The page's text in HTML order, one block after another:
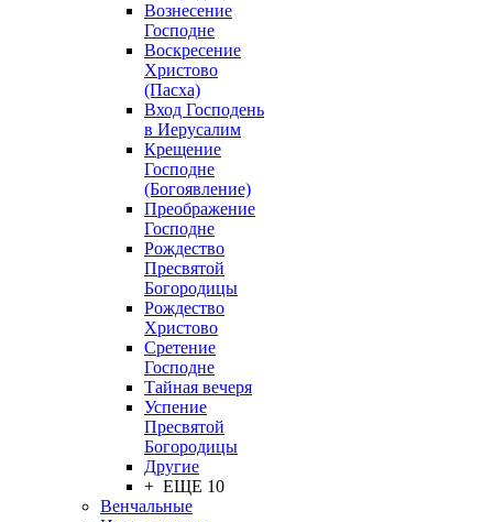
Вознесение
Господне
Воскресение
Христово
(Пасха)
Вход Господень
в Иерусалим
Крещение
Господне
(Богоявление)
Преображение
Господне
Рождество
Пресвятой
Богородицы
Рождество
Христово
Сретение
Господне
Тайная вечеря
Успение
Пресвятой
Богородицы
Другие
+ ЕЩЕ 10
Венчальные